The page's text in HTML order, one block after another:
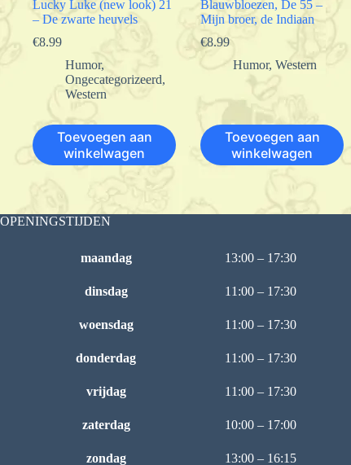
Lucky Luke (new look) 21
– De zwarte heuvels
€8.99
Humor,
Ongecategorizeerd,
Western
Toevoegen aan
winkelwagen
Blauwbloezen, De 55 –
Mijn broer, de Indiaan
€8.99
Humor,Western
Toevoegen aan
winkelwagen
OPENINGSTIJDEN
maandag 13:00 – 17:30
dinsdag 11:00 – 17:30
woensdag 11:00 – 17:30
donderdag 11:00 – 17:30
vrijdag 11:00 – 17:30
zaterdag 10:00 – 17:00
zondag 13:00 – 16:15